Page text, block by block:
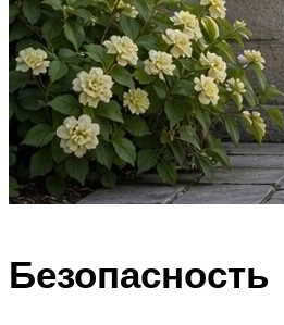
Безопасность